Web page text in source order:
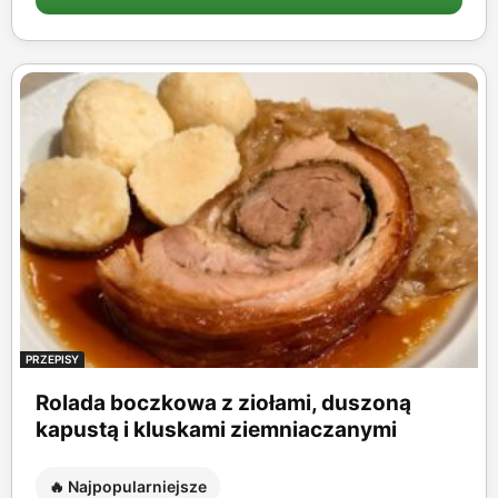
PRZEPISY
Rolada boczkowa z ziołami, duszoną
kapustą i kluskami ziemniaczanymi
🔥 Najpopularniejsze